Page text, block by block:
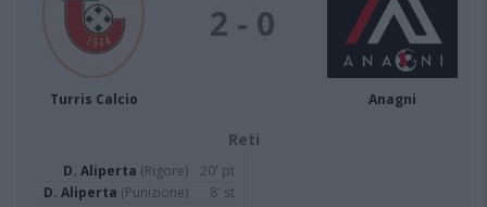
Turris Calcio
2 - 0
Anagni
Reti
D. Aliperta (Rigore)
20' pt
D. Aliperta (Punizione) 8' st